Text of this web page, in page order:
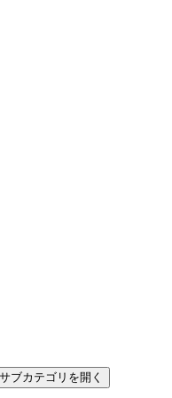
ブカテゴリを開く